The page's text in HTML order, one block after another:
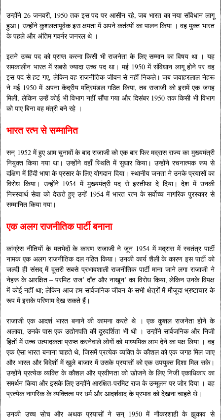
उन्होंने 26 जनवरी, 1950 तक इस पद पर आसीन रहे, जब भारत का नया संविधान लागू
हुआ। उन्होंने कुशलतापूर्वक इस क्षमता में अपने कर्तव्यों का पालन किया । वह मुक्त भारत
के पहले और अंतिम गवर्नर जनरल थे ।
इतने उच्च पद को प्राप्त करना किसी भी राजनेता के लिए सम्मान का विषय था । यह
समकालीन भारत में सबसे ज्यादा उच्च पद था। मई 1950 में संविधान लागू होने पर वह
इस पद से हट गए, लेकिन वह राजनीतिक जीवन से नहीं निकले। जब जवाहरलाल नेहरू
ने मई 1950 में अपना केंद्रीय मंत्रिमंडल गठित किया, तब राजाजी को इसमें एक जगह
मिली, लेकिन उन्हें कोई भी विभाग नहीं सौंपा गया और दिसंबर 1950 तक किसी भी विभाग
को पाए बिना वह मंत्री बने रहे ।
भारत रत्न से सम्मानित
सन् 1952 में हुए आम चुनावों के बाद राजाजी को एक बार फिर मद्रास राज्य का मुख्यमंत्री
नियुक्त किया गया था। उन्होंने वहाँ स्थिति में सुधार किया। उन्होंने रचनात्मक रूप से
दक्षिण में हिंदी भाषा के प्रसार के लिए योगदान दिया। स्थानीय जनता ने उनके प्रयासों का
विरोध किया। उन्होंने 1954 में मुख्यमंत्री पद से इस्तीफा दे दिया। देश में उनकी
निस्स्वार्थ सेवा को देखते हुए उन्हें 1954 में भारत रत्न के सर्वोच्च नागरिक पुरस्कार से
सम्मानित किया गया।
एक अलग राजनीतिक पार्टी बनाना
कांग्रेस नीतियों के मतभेदों के कारण राजाजी ने जून 1954 में मद्रास में स्वतंत्र पार्टी
नामक एक अलग राजनीतिक दल गठित किया। उनकी कार्य शैली के कारण इस पार्टी को
जल्दी ही संसद् में दूसरी सबसे प्रभावशाली राजनीतिक पार्टी माना जाने लगा राजाजी ने
नेहरू के आरक्षित – परमिट राज’ दाँत और नाखून’ का विरोध किया, लेकिन उनके विपक्ष
में कोई नहीं था; लेकिन आज हम सार्वजनिक जीवन के सभी क्षेत्रों में मौजूदा भ्रष्टाचार के
रूप में इसके परिणाम देख सकते हैं।
राजाजी एक आदर्श भारत बनाने की कामना करते थे । एक कुशल राजनेता होने के
अलावा, उनके पास एक उद्योगपति की दूरदर्शिता भी थी । उन्होंने सार्वजनिक और निजी
हितों में उच्च उत्पादकता प्राप्त करनेवाले लोगों को माध्यमिक लाभ देने का पक्ष लिया । वह
एक ऐसा भारत बनाना चाहते थे, जिसमें प्रत्येक व्यक्ति के कौशल को एक जगह मिल जाए
और भारत और विदेशों में खुले बाजार में उसके प्रयासों को एक उपयुक्त दिशा मिल सके।
उन्होंने प्रत्येक व्यक्ति के कौशल और प्रवीणता को खोजने के लिए निजी एकाधिकार का
समर्थन किया और इसके लिए उन्होंने आरक्षित-परमिट राज के उन्मूलन पर जोर दिया । वह
प्रत्येक नागरिक के व्यक्तित्व पर धर्म और आदर्शवाद के प्रभाव को देखना चाहते थे।
उनकी उच्च सोच और अथक प्रयासों ने सन् 1950 में नौकरशाही के झुकाव से